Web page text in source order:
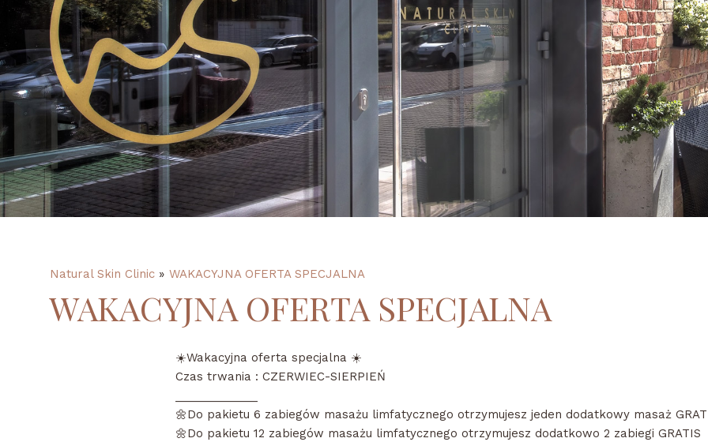
Natural Skin Clinic » WAKACYJNA OFERTA SPECJALNA
WAKACYJNA OFERTA SPECJALNA
☀️Wakacyjna oferta specjalna ☀️
Czas trwania : CZERWIEC-SIERPIEŃ
🌼Do pakietu 6 zabiegów masażu limfatycznego otrzymujesz jeden dodatkowy masaż
🌼Do pakietu 12 zabiegów masażu limfatycznego otrzymujesz dodatkowo 2 zabiegi GRATIS